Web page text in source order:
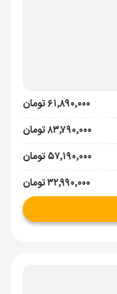
۶۱٬۸۹۰٬۰۰۰ تومان
۸۳٬۷۹۰٬۰۰۰ تومان
۵۷٬۱۹۰٬۰۰۰ تومان
۳۲٬۹۹۰٬۰۰۰ تومان